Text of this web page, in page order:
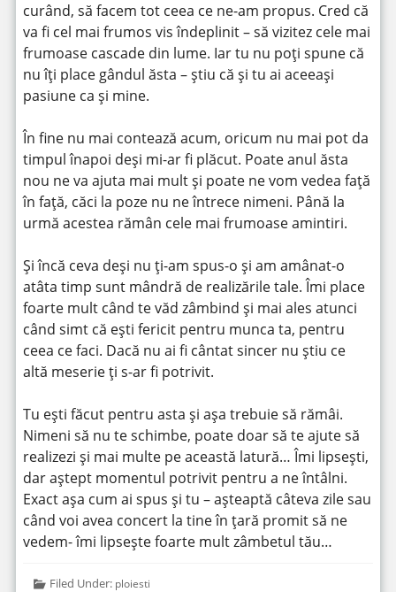
curând, să facem tot ceea ce ne-am propus. Cred că
va fi cel mai frumos vis îndeplinit – să vizitez cele mai
frumoase cascade din lume. Iar tu nu poți spune că
nu îți place gândul ăsta – știu că și tu ai aceeași
pasiune ca și mine.
În fine nu mai contează acum, oricum nu mai pot da
timpul înapoi deși mi-ar fi plăcut. Poate anul ăsta
nou ne va ajuta mai mult și poate ne vom vedea față
în față, căci la poze nu ne întrece nimeni. Până la
urmă acestea rămân cele mai frumoase amintiri.
Și încă ceva deși nu ți-am spus-o și am amânat-o
atâta timp sunt mândră de realizările tale. Îmi place
foarte mult când te văd zâmbind și mai ales atunci
când simt că ești fericit pentru munca ta, pentru
ceea ce faci. Dacă nu ai fi cântat sincer nu știu ce
altă meserie ți s-ar fi potrivit.
Tu ești făcut pentru asta și așa trebuie să rămâi.
Nimeni să nu te schimbe, poate doar să te ajute să
realizezi și mai multe pe această latură… Îmi lipsești,
dar aștept momentul potrivit pentru a ne întâlni.
Exact așa cum ai spus și tu – așteaptă câteva zile sau
când voi avea concert la tine în țară promit să ne
vedem- îmi lipsește foarte mult zâmbetul tău…
Filed Under: ploiesti